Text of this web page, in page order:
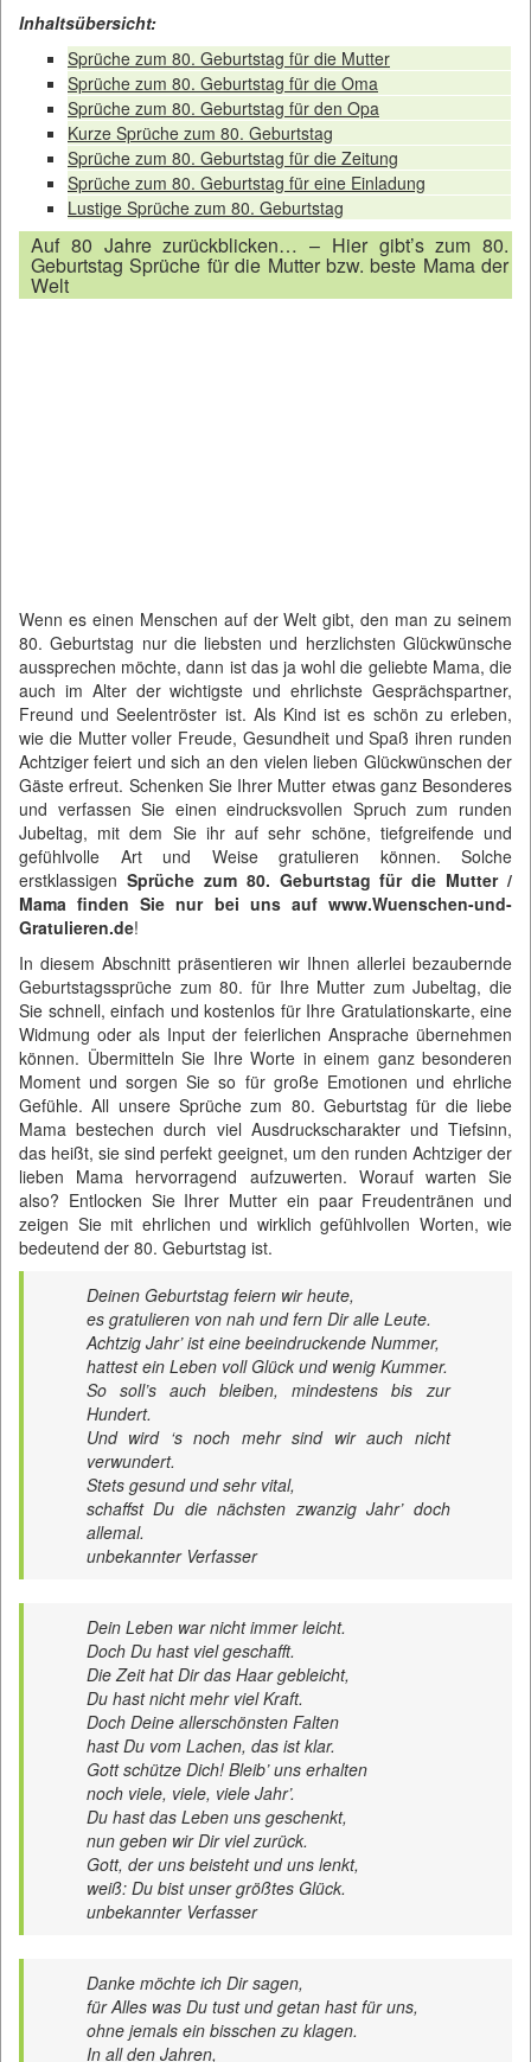
Inhaltsübersicht:
Sprüche zum 80. Geburtstag für die Mutter
Sprüche zum 80. Geburtstag für die Oma
Sprüche zum 80. Geburtstag für den Opa
Kurze Sprüche zum 80. Geburtstag
Sprüche zum 80. Geburtstag für die Zeitung
Sprüche zum 80. Geburtstag für eine Einladung
Lustige Sprüche zum 80. Geburtstag
Auf 80 Jahre zurückblicken… – Hier gibt’s zum 80.
Geburtstag Sprüche für die Mutter bzw. beste Mama der
Welt
Wenn es einen Menschen auf der Welt gibt, den man zu seinem
80. Geburtstag nur die liebsten und herzlichsten Glückwünsche
aussprechen möchte, dann ist das ja wohl die geliebte Mama, die
auch im Alter der wichtigste und ehrlichste Gesprächspartner,
Freund und Seelentröster ist. Als Kind ist es schön zu erleben,
wie die Mutter voller Freude, Gesundheit und Spaß ihren runden
Achtziger feiert und sich an den vielen lieben Glückwünschen der
Gäste erfreut. Schenken Sie Ihrer Mutter etwas ganz Besonderes
und verfassen Sie einen eindrucksvollen Spruch zum runden
Jubeltag, mit dem Sie ihr auf sehr schöne, tiefgreifende und
gefühlvolle Art und Weise gratulieren können. Solche
erstklassigen Sprüche zum 80. Geburtstag für die Mutter /
Mama finden Sie nur bei uns auf www.Wuenschen-und-
Gratulieren.de!
In diesem Abschnitt präsentieren wir Ihnen allerlei bezaubernde
Geburtstagssprüche zum 80. für Ihre Mutter zum Jubeltag, die
Sie schnell, einfach und kostenlos für Ihre Gratulationskarte, eine
Widmung oder als Input der feierlichen Ansprache übernehmen
können. Übermitteln Sie Ihre Worte in einem ganz besonderen
Moment und sorgen Sie so für große Emotionen und ehrliche
Gefühle. All unsere Sprüche zum 80. Geburtstag für die liebe
Mama bestechen durch viel Ausdruckscharakter und Tiefsinn,
das heißt, sie sind perfekt geeignet, um den runden Achtziger der
lieben Mama hervorragend aufzuwerten. Worauf warten Sie
also? Entlocken Sie Ihrer Mutter ein paar Freudentränen und
zeigen Sie mit ehrlichen und wirklich gefühlvollen Worten, wie
bedeutend der 80. Geburtstag ist.
Deinen Geburtstag feiern wir heute,
es gratulieren von nah und fern Dir alle Leute.
Achtzig Jahr’ ist eine beeindruckende Nummer,
hattest ein Leben voll Glück und wenig Kummer.
So soll’s auch bleiben, mindestens bis zur
Hundert.
Und wird ‘s noch mehr sind wir auch nicht
verwundert.
Stets gesund und sehr vital,
schaffst Du die nächsten zwanzig Jahr’ doch
allemal.
unbekannter Verfasser
Dein Leben war nicht immer leicht.
Doch Du hast viel geschafft.
Die Zeit hat Dir das Haar gebleicht,
Du hast nicht mehr viel Kraft.
Doch Deine allerschönsten Falten
hast Du vom Lachen, das ist klar.
Gott schütze Dich! Bleib’ uns erhalten
noch viele, viele, viele Jahr’.
Du hast das Leben uns geschenkt,
nun geben wir Dir viel zurück.
Gott, der uns beisteht und uns lenkt,
weiß: Du bist unser größtes Glück.
unbekannter Verfasser
Danke möchte ich Dir sagen,
für Alles was Du tust und getan hast für uns,
ohne jemals ein bisschen zu klagen.
In all den Jahren,